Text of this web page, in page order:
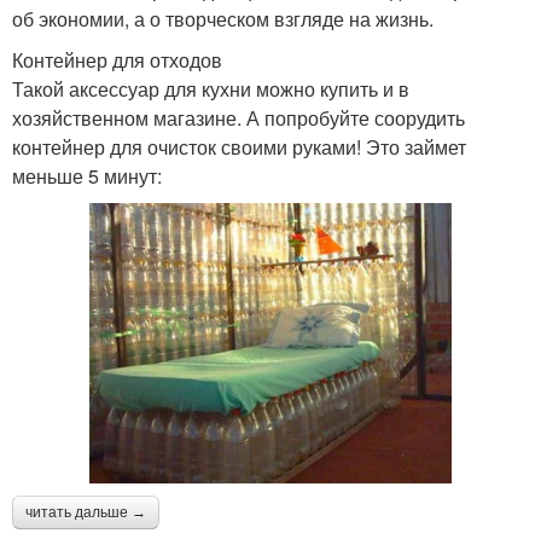
об экономии, а о творческом взгляде на жизнь.
Контейнер для отходов
Такой аксессуар для кухни можно купить и в
хозяйственном магазине. А попробуйте соорудить
контейнер для очисток своими руками! Это займет
меньше 5 минут:
читать дальше →